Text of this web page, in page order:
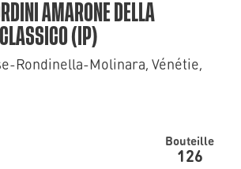
AMARONE DELLA
(IP)
Rondinella-Molinara, Vénétie,
Bouteille
126